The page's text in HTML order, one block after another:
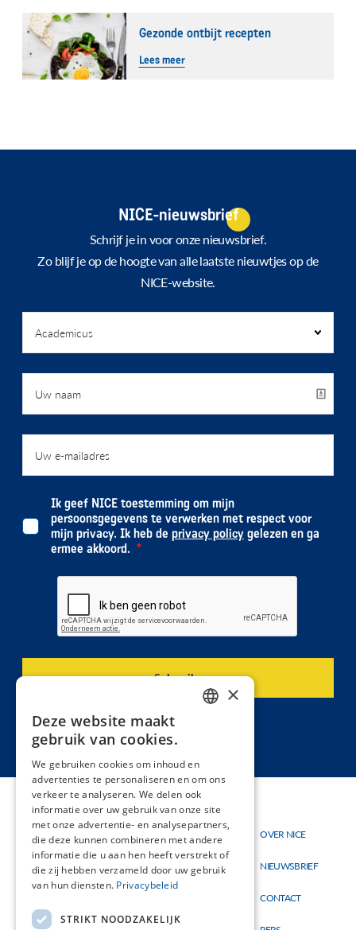
Gezonde ontbijt recepten
Lees meer
NICE-nieuwsbrief
Schrijf je in voor onze nieuwsbrief.
Zo blijf je op de hoogte van alle laatste nieuwtjes op de
NICE-website.
Ik geef NICE toestemming om mijn
persoonsgegevens te verwerken met respect voor
mijn privacy. Ik heb de privacy policy gelezen en ga
ermee akkoord.
Hoofdnavigatie
Thema's
Materialen
Nieuw
Topmenu
OVER NICE
NIEUWSBRIEF
CONTACT
×
Deze website maakt
gebruik van cookies.
We gebruiken cookies om inhoud en
advertenties te personaliseren en om ons
verkeer te analyseren. We delen ook
informatie over uw gebruik van onze site
met onze advertentie- en analysepartners,
die deze kunnen combineren met andere
informatie die u aan hen heeft verstrekt of
die zij hebben verzameld door uw gebruik
van hun diensten. Privacybeleid
STRIKT NOODZAKELIJK